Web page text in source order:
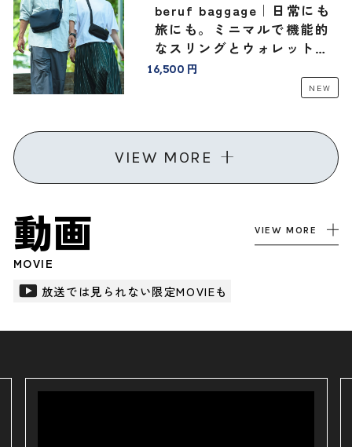
beruf baggage｜日常にも
旅にも。ミニマルで機能的
なスリングとウォレットバ
ッグ＜豊岡鞄®コラボ＞
16,500 円
NEW
VIEW MORE
動画 VIEW MORE
MOVIE
放送では見られない限定MOVIEも